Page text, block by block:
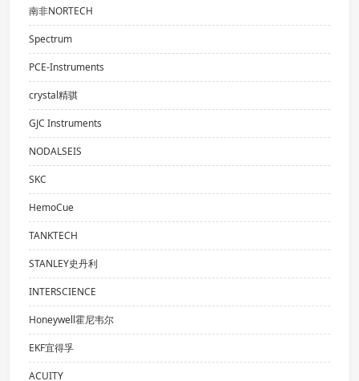
南非NORTECH
Spectrum
PCE-Instruments
crystal精骐
GJC Instruments
NODALSEIS
SKC
HemoCue
TANKTECH
STANLEY史丹利
INTERSCIENCE
Honeywell霍尼韦尔
EKF宜得孚
ACUITY